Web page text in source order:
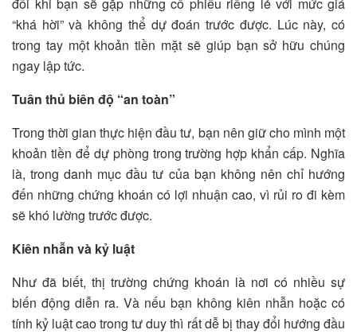
đôi khi bạn sẽ gặp những cổ phiếu riêng lẻ với mức giá
“khá hời” và không thể dự đoán trước được. Lúc này, có
trong tay một khoản tiền mặt sẽ giúp bạn sở hữu chúng
ngay lập tức.
Tuân thủ biên độ “an toàn”
Trong thời gian thực hiện đầu tư, bạn nên giữ cho mình một
khoản tiền để dự phòng trong trường hợp khẩn cấp. Nghĩa
là, trong danh mục đầu tư của bạn không nên chỉ hướng
đến những chứng khoán có lợi nhuận cao, vì rủi ro đi kèm
sẽ khó lường trước được.
Kiên nhẫn và kỷ luật
Như đã biết, thị trường chứng khoán là nơi có nhiều sự
biến động diễn ra. Và nếu bạn không kiên nhẫn hoặc có
tính kỷ luật cao trong tư duy thì rất dễ bị thay đổi hướng đầu